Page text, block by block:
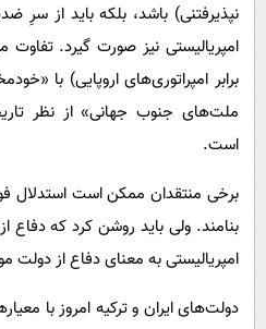
نپذیرفتنی) باشد، بلکه باید از سرِ
امپریالیستی نیز صورت گیرد.
برابر امپراتوری‌های اروپایی) با
ملت‌های جنوب جهانی» از نظر
است.
برخی منتقدان ممکن است استدلال
بنامند. ولی باید روشن کرد که دفاع
امپریالیستی به معنای دفاع از دولت
دولت‌های ایران و ترکیه امروز با